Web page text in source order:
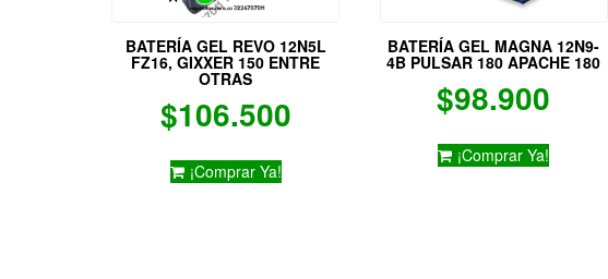
BATERÍA GEL REVO 12N5L
FZ16, GIXXER 150 ENTRE
OTRAS
$106.500
¡Comprar Ya!
BATERÍA GEL MAGNA 12N9-
4B PULSAR 180 APACHE 180
$98.900
¡Comprar Ya!